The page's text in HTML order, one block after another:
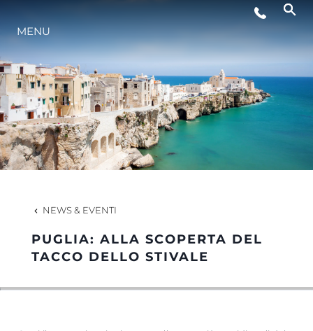
LIFESTYLE
INNOVAZIONE
L'AZIENDA
HERITAGE
MENU
NEWS & EVENTI
PUGLIA: ALLA SCOPERTA DEL
TACCO DELLO STIVALE